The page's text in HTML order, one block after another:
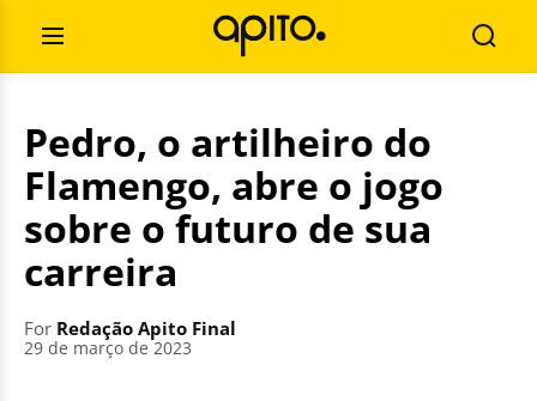
contentOpen
Menu
for:
Pedro, o artilheiro do
Flamengo, abre o jogo
sobre o futuro de sua
carreira
For Redação Apito Final
29 de março de 2023